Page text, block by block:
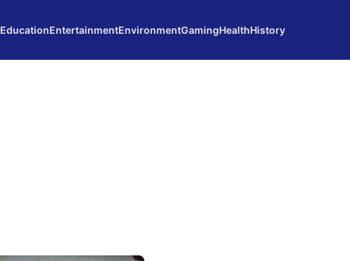
EducationEntertainmentEnvironmentGamingHealthHistory